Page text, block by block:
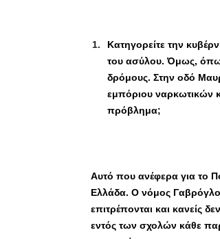
Κατηγορείτε την
του ασύλου. Όμως,
δρόμους. Στην οδό
εμπόριου ναρκωτικών
πρόβλημα;
Αυτό που ανέφερα για το
Ελλάδα. Ο νόμος
επιτρέπονται και κανείς
εντός των σχολών κάθε